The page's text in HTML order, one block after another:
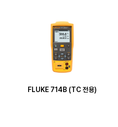
FLUKE 714B (TC 전용)